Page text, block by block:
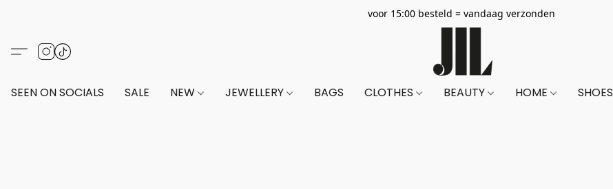
voor 15:00 besteld = vandaag verzonden
SEEN ON SOCIALS SALE NEW JEWELLERY BAGS CLOTHES BEAUTY HOME SHOES